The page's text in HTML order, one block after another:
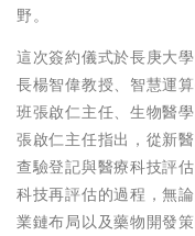
野。
這次簽約儀式於長庚大
長楊智偉教授、智慧運
班張啟仁主任、生物醫
張啟仁主任指出，從新
查驗登記與醫療科技評
科技再評估的過程，無
業鏈布局以及藥物開發